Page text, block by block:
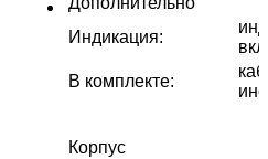
Индикация:
В комплекте:
Корпус